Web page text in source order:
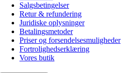
Salgsbetingelser
Retur & refundering
Juridiske oplysninger
Betalingsmetoder
Priser og forsendelsesmuligheder
Fortrolighedserklæring
Vores butik